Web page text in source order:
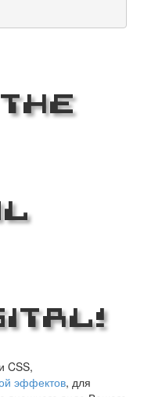
CSS,
эффектов, для